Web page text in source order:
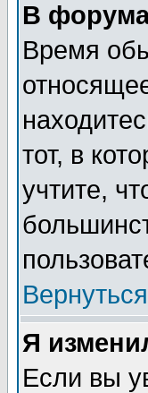
В
Время
тот, в
учтите,
Я
Если вы